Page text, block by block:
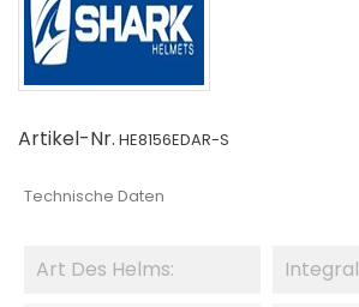
Artikel-Nr. HE8156EDAR-S
Technische Daten
Art Des Helms: Integral